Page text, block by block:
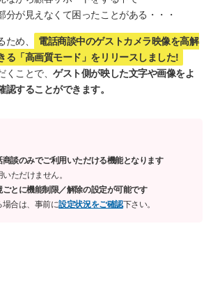
分が見えなくて困ったことがある・・・
め、
電話商談中のゲストカメラ映像を高解
る「高画質モード」をリリースしました!
くことで、ゲスト側が映した文字や画像をよ
認することができます。
談のみでご利用いただける機能となります
ただけません。
ごとに機能制限／解除の設定が可能です
合は、事前に設定状況をご確認下さい。